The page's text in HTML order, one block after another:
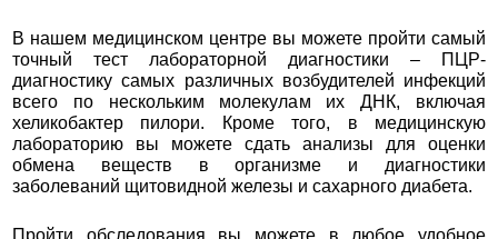
В нашем медицинском центре вы можете пройти самый
точный тест лабораторной диагностики – ПЦР-
диагностику самых различных возбудителей инфекций
всего по нескольким молекулам их ДНК, включая
хеликобактер пилори. Кроме того, в медицинскую
лабораторию вы можете сдать анализы для оценки
обмена веществ в организме и диагностики
заболеваний щитовидной железы и сахарного диабета.
Пройти обследования вы можете в любое удобное